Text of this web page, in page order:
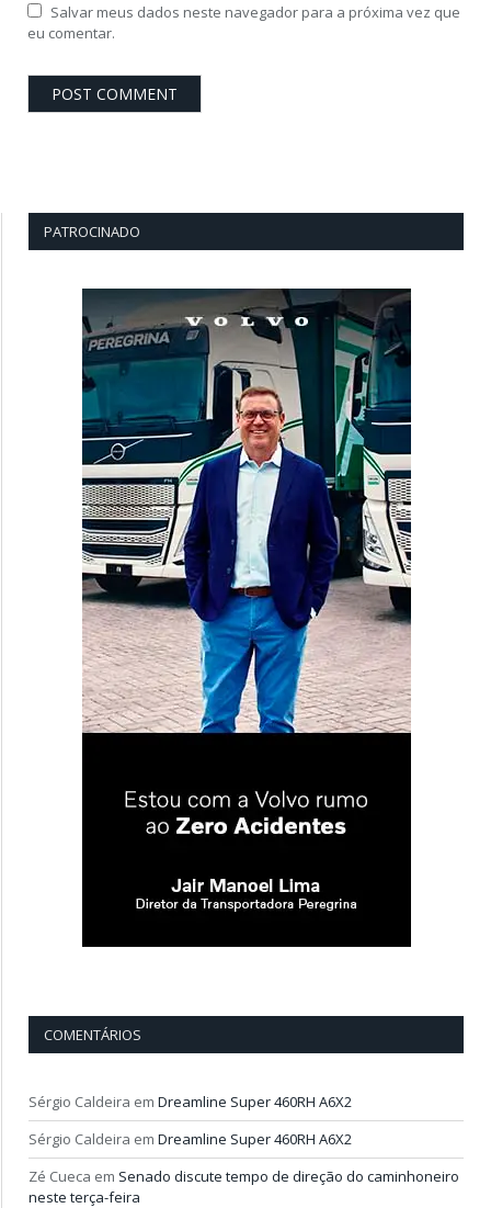
Salvar meus dados neste navegador para a próxima vez que
eu comentar.
PATROCINADO
COMENTÁRIOS
Sérgio Caldeira em Dreamline Super 460RH A6X2
Sérgio Caldeira em Dreamline Super 460RH A6X2
Zé Cueca em Senado discute tempo de direção do caminhoneiro
neste terça-feira